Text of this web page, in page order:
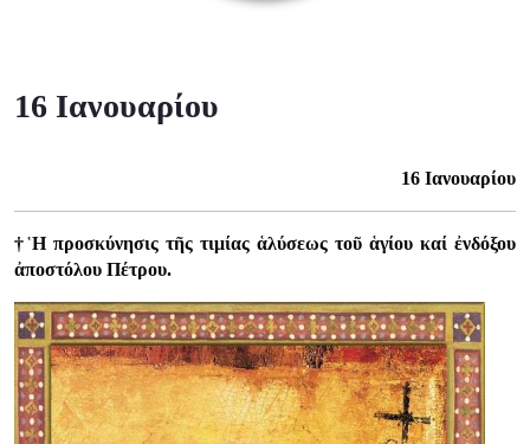
16 Ιανουαρίου
16 Ιανουαρίου
†῾Η προσκύνησις τῆς τιμίας ἁλύσεως τοῦ ἁγίου καί ἐνδόξου
ἀποστόλου Πέτρου.